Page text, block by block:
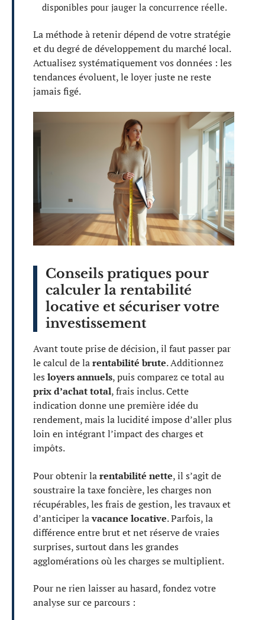
disponibles pour jauger la concurrence réelle.
La méthode à retenir dépend de votre stratégie
et du degré de développement du marché local.
Actualisez systématiquement vos données : les
tendances évoluent, le loyer juste ne reste
jamais figé.
Conseils pratiques pour
calculer la rentabilité
locative et sécuriser votre
investissement
Avant toute prise de décision, il faut passer par
le calcul de larentabilité brute. Additionnez
les loyers annuels, puis comparez ce total au
prix d’achat total, frais inclus. Cette
indication donne une première idée du
rendement, mais la lucidité impose d’aller plus
loin en intégrant l’impact des charges et
impôts.
Pour obtenir larentabilité nette, il s’agit de
soustraire la taxe foncière, les charges non
récupérables, les frais de gestion, les travaux et
d’anticiper lavacance locative. Parfois, la
différence entre brut et net réserve de vraies
surprises, surtout dans les grandes
agglomérations où les charges se multiplient.
Pour ne rien laisser au hasard, fondez votre
analyse sur ce parcours :